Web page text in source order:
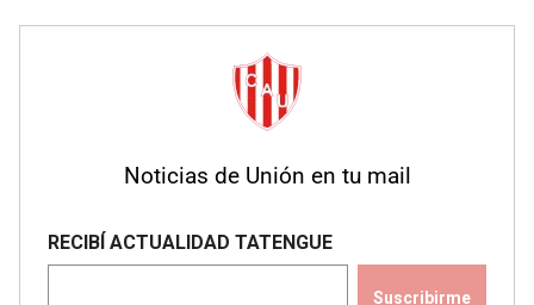
Noticias de Unión en tu mail